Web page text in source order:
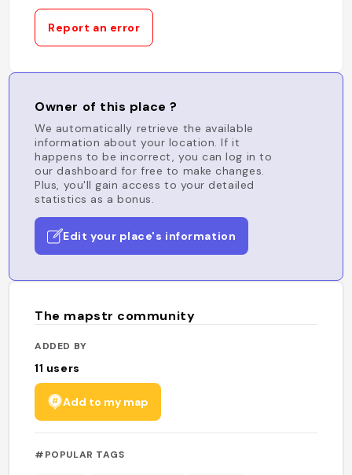
Report an error
Owner of this place ?
We automatically retrieve the available
information about your location. If it
happens to be incorrect, you can log in to
our dashboard for free to make changes.
Plus, you'll gain access to your detailed
statistics as a bonus.
Edit your place's information
The mapstr community
ADDED BY
11 users
Add to my map
#POPULAR TAGS